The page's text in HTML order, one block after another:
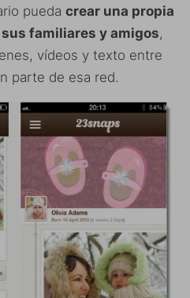
pueda crear una propia
familiares y amigos,
vídeos y texto entre
parte de esa red.